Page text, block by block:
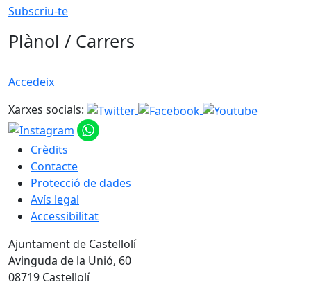
Subscriu-te
Plànol / Carrers
Accedeix
Xarxes socials:
Crèdits
Contacte
Protecció de dades
Avís legal
Accessibilitat
Ajuntament de Castellolí
Avinguda de la Unió, 60
08719 Castellolí